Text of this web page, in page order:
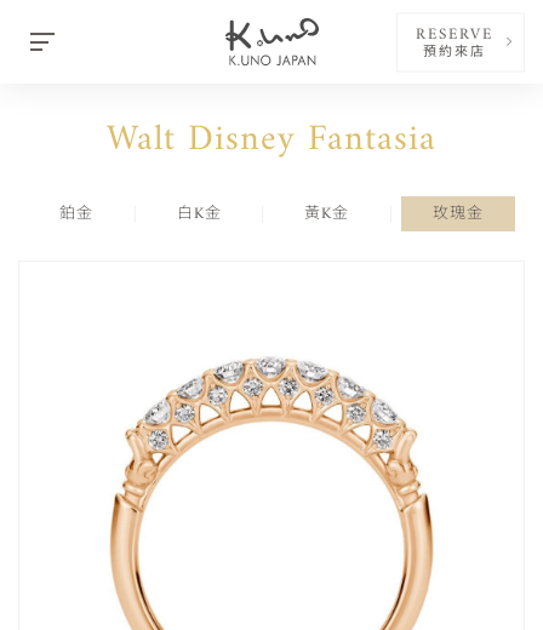
RESERVE
預約來店
Walt Disney Fantasia
鉑金 白K金 黃K金 玫瑰金